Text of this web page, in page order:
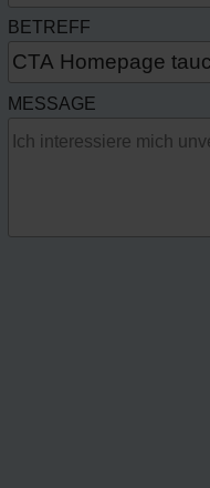
BETREFF
MESSAGE